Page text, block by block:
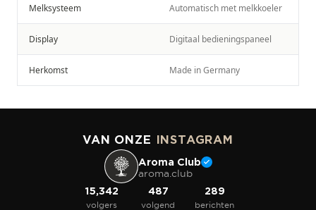
Melksysteem Automatisch met melkkoeler
Display Digitaal bedieningspaneel
Herkomst Made in Germany
VAN ONZE INSTAGRAM
Aroma Club
aroma.club
15,342
volgers
487
volgend
289
berichten